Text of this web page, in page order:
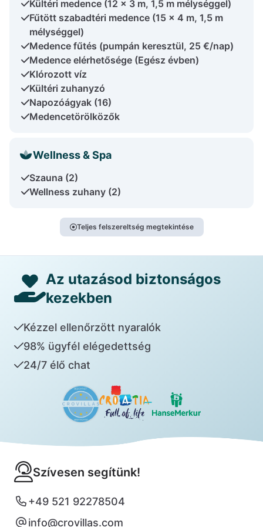
Kültéri medence (12 × 3 m, 1,5 m mélységgel)
Fűtött szabadtéri medence (15 × 4 m, 1,5 m
mélységgel)
Medence fűtés (pumpán keresztül, 25 €/nap)
Medence elérhetősége (Egész évben)
Klórozott víz
Kültéri zuhanyzó
Napozóágyak (16)
Medencetörölközők
Wellness & Spa
Szauna (2)
Wellness zuhany (2)
Teljes felszereltség megtekintése
Az utazásod biztonságos
kezekben
Kézzel ellenőrzött nyaralók
98% ügyfél elégedettség
24/7 élő chat
Szívesen segítünk!
+49 521 92278504
info@crovillas.com